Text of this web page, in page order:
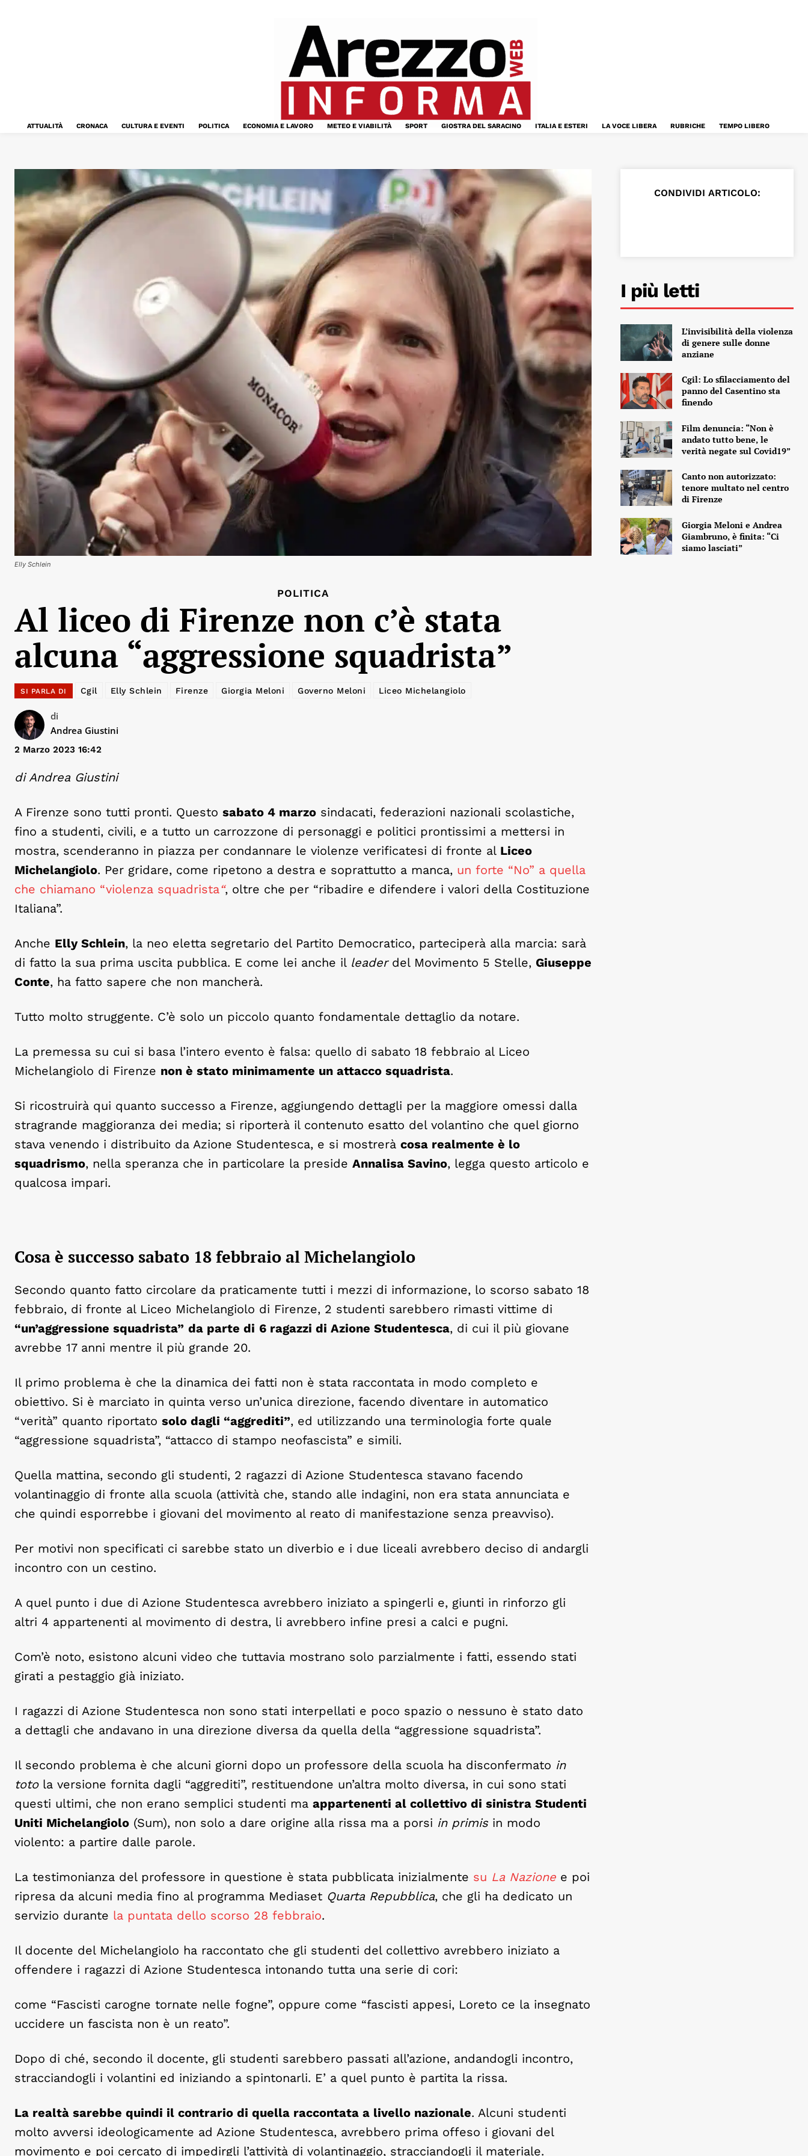
ATTUALITÀ CRONACA CULTURA E EVENTI POLITICA ECONOMIA E LAVORO METEO E VIABILITÀ SPORT GIOSTRA DEL SARACINO ITALIA E ESTERI LA VOCE LIBERA RUBRICHE TEMPO LIBERO
Elly Schlein
POLITICA
Al liceo di Firenze non c’è stata
alcuna “aggressione squadrista”
SI PARLA DI Cgil Elly Schlein Firenze Giorgia Meloni Governo Meloni Liceo Michelangiolo
di
Andrea Giustini
2 Marzo 2023 16:42
di Andrea Giustini
A Firenze sono tutti pronti. Questo sabato 4 marzo sindacati, federazioni nazionali scolastiche,
fino a studenti, civili, e a tutto un carrozzone di personaggi e politici prontissimi a mettersi in
mostra, scenderanno in piazza per condannare le violenze verificatesi di fronte al Liceo
Michelangiolo. Per gridare, come ripetono a destra e soprattutto a manca, un forte “No” a quella
che chiamano “violenza squadrista“, oltre che per “ribadire e difendere i valori della Costituzione
Italiana”.
Anche Elly Schlein, la neo eletta segretario del Partito Democratico, parteciperà alla marcia: sarà
di fatto la sua prima uscita pubblica. E come lei anche il leaderdel Movimento 5 Stelle, Giuseppe
Conte, ha fatto sapere che non mancherà.
Tutto molto struggente. C’è solo un piccolo quanto fondamentale dettaglio da notare.
La premessa su cui si basa l’intero evento è falsa: quello di sabato 18 febbraio al Liceo
Michelangiolo di Firenze non è stato minimamente un attacco squadrista.
Si ricostruirà qui quanto successo a Firenze, aggiungendo dettagli per la maggiore omessi dalla
stragrande maggioranza dei media; si riporterà il contenuto esatto del volantino che quel giorno
stava venendo i distribuito da Azione Studentesca, e si mostrerà cosa realmente è lo
squadrismo, nella speranza che in particolare la preside Annalisa Savino, legga questo articolo e
qualcosa impari.
Cosa è successo sabato 18 febbraio al Michelangiolo
Secondo quanto fatto circolare da praticamente tutti i mezzi di informazione, lo scorso sabato 18
febbraio, di fronte al Liceo Michelangiolo di Firenze, 2 studenti sarebbero rimasti vittime di
“un’aggressione squadrista” da parte di 6 ragazzi di Azione Studentesca, di cui il più giovane
avrebbe 17 anni mentre il più grande 20.
Il primo problema è che la dinamica dei fatti non è stata raccontata in modo completo e
obiettivo. Si è marciato in quinta verso un’unica direzione, facendo diventare in automatico
“verità” quanto riportato solo dagli “aggrediti”, ed utilizzando una terminologia forte quale
“aggressione squadrista”, “attacco di stampo neofascista” e simili.
Quella mattina, secondo gli studenti, 2 ragazzi di Azione Studentesca stavano facendo
volantinaggio di fronte alla scuola (attività che, stando alle indagini, non era stata annunciata e
che quindi esporrebbe i giovani del movimento al reato di manifestazione senza preavviso).
Per motivi non specificati ci sarebbe stato un diverbio e i due liceali avrebbero deciso di andargli
incontro con un cestino.
A quel punto i due di Azione Studentesca avrebbero iniziato a spingerli e, giunti in rinforzo gli
altri 4 appartenenti al movimento di destra, li avrebbero infine presi a calci e pugni.
Com’è noto, esistono alcuni video che tuttavia mostrano solo parzialmente i fatti, essendo stati
girati a pestaggio già iniziato.
I ragazzi di Azione Studentesca non sono stati interpellati e poco spazio o nessuno è stato dato
a dettagli che andavano in una direzione diversa da quella della “aggressione squadrista”.
Il secondo problema è che alcuni giorni dopo un professore della scuola ha disconfermato in
totola versione fornita dagli “aggrediti”, restituendone un’altra molto diversa, in cui sono stati
questi ultimi, che non erano semplici studenti ma appartenenti al collettivo di sinistra Studenti
Uniti Michelangiolo (Sum), non solo a dare origine alla rissa ma a porsi in primisin modo
violento: a partire dalle parole.
La testimonianza del professore in questione è stata pubblicata inizialmente su La Nazione e poi
ripresa da alcuni media fino al programma Mediaset Quarta Repubblica, che gli ha dedicato un
servizio durante la puntata dello scorso 28 febbraio.
Il docente del Michelangiolo ha raccontato che gli studenti del collettivo avrebbero iniziato a
offendere i ragazzi di Azione Studentesca intonando tutta una serie di cori:
come “Fascisti carogne tornate nelle fogne”, oppure come “fascisti appesi, Loreto ce la insegnato
uccidere un fascista non è un reato”.
Dopo di ché, secondo il docente, gli studenti sarebbero passati all’azione, andandogli incontro,
stracciandogli i volantini ed iniziando a spintonarli. E’ a quel punto è partita la rissa.
La realtà sarebbe quindi il contrario di quella raccontata a livello nazionale. Alcuni studenti
molto avversi ideologicamente ad Azione Studentesca, avrebbero prima offeso i giovani del
movimento e poi cercato di impedirgli l’attività di volantinaggio, stracciandogli il materiale.
CONDIVIDI ARTICOLO:
I più letti
L’invisibilità della violenza
di genere sulle donne
anziane
Cgil: Lo sfilacciamento del
panno del Casentino sta
finendo
Film denuncia: “Non è
andato tutto bene, le
verità negate sul Covid19”
Canto non autorizzato:
tenore multato nel centro
di Firenze
Giorgia Meloni e Andrea
Giambruno, è finita: “Ci
siamo lasciati”